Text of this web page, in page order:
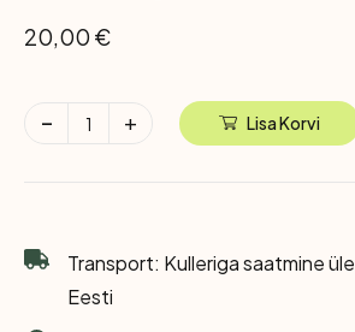
20,00 €
Lisa Korvi
Transport: Kulleriga saatmine üle
Eesti